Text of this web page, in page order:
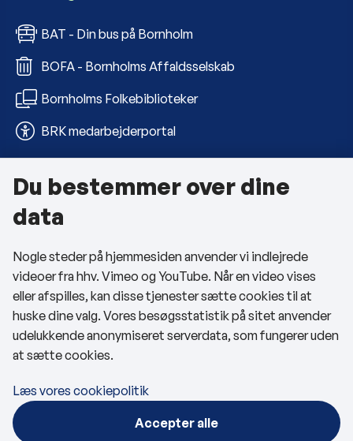
BAT - Din bus på Bornholm
BOFA - Bornholms Affaldsselskab
Bornholms Folkebiblioteker
BRK medarbejderportal
Om kommunen
Kontakt os
Telefon- og åbningstider
Tilgængelighedserklæring
Privatlivspolitik
Cookies
Følg os
Du bestemmer over dine
data
Nogle steder på hjemmesiden anvender vi indlejrede
videoer fra hhv. Vimeo og YouTube. Når en video vises
eller afspilles, kan disse tjenester sætte cookies til at
huske dine valg. Vores besøgsstatistik på sitet anvender
udelukkende anonymiseret serverdata, som fungerer uden
at sætte cookies.
Læs vores cookiepolitik
Accepter alle